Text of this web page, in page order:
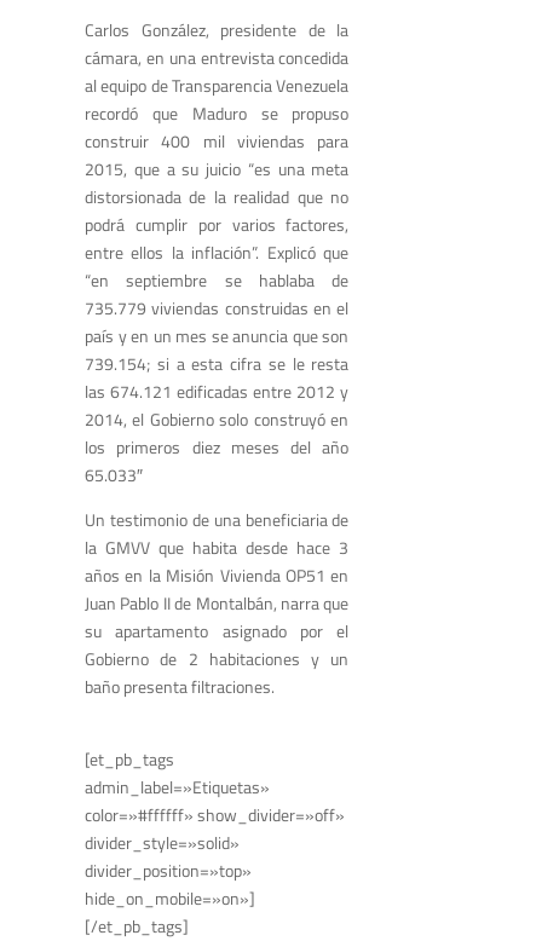
Carlos González, presidente de la
cámara, en una entrevista concedida
al equipo de Transparencia Venezuela
recordó que Maduro se propuso
construir 400 mil viviendas para
2015, que a su juicio “es una meta
distorsionada de la realidad que no
podrá cumplir por varios factores,
entre ellos la inflación”. Explicó que
“en septiembre se hablaba de
735.779 viviendas construidas en el
país y en un mes se anuncia que son
739.154; si a esta cifra se le resta
las 674.121 edificadas entre 2012 y
2014, el Gobierno solo construyó en
los primeros diez meses del año
65.033″
Un testimonio de una beneficiaria de
la GMVV que habita desde hace 3
años en la Misión Vivienda OP51 en
Juan Pablo II de Montalbán, narra que
su apartamento asignado por el
Gobierno de 2 habitaciones y un
baño presenta filtraciones.
[et_pb_tags
admin_label=»Etiquetas»
color=»#ffffff» show_divider=»off»
divider_style=»solid»
divider_position=»top»
hide_on_mobile=»on»]
[/et_pb_tags]